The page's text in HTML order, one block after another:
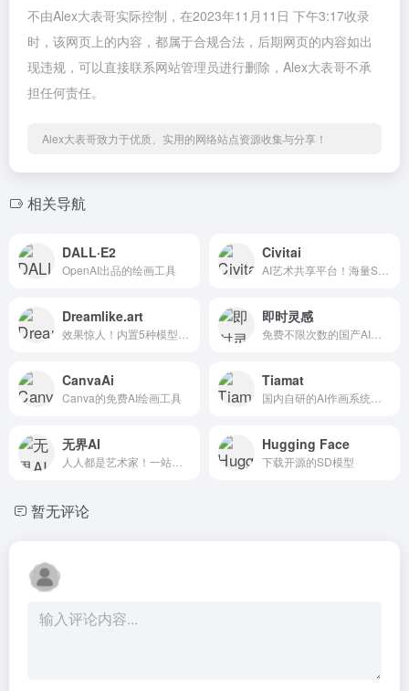
不由Alex大表哥实际控制，在2023年11月11日 下午3:17收录
时，该网页上的内容，都属于合规合法，后期网页的内容如出
现违规，可以直接联系网站管理员进行删除，Alex大表哥不承
担任何责任。
Alex大表哥致力于优质、实用的网络站点资源收集与分享！
相关导航
DALL·E2
OpenAI出品的绘画工具
Civitai
Dreamlike.art 即时灵感
CanvaAi
Canva的免费AI绘画工具
Tiamat
无界AI Hugging Face
下载开源的SD模型
暂无评论